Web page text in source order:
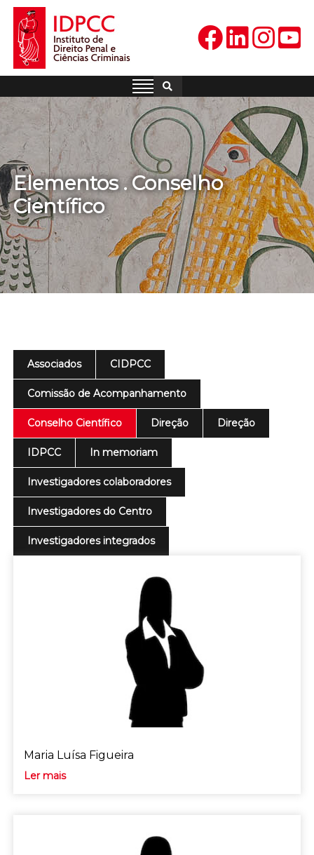
Skip
content
IDPCC
Instituto de Direito Penal e
Elementos . Conselho
Científico
Associados CIDPCC
Comissão de Acompanhamento
Conselho Científico Direção Direção
IDPCC In memoriam
Investigadores colaboradores
Investigadores do Centro
Investigadores integrados
Maria Luísa Figueira
Ler mais